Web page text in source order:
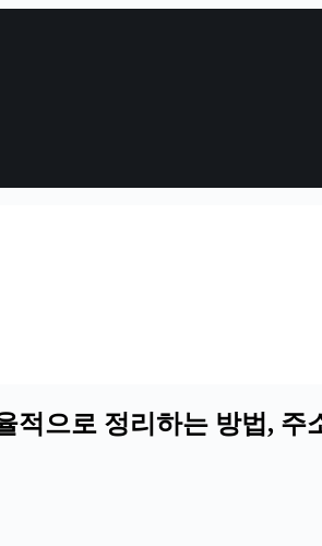
적으로 정리하는 방법, 주